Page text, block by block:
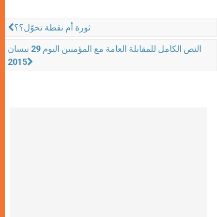
ثورة أم نقطة تحوّل؟؟
النص الكامل للمقابلة العامة مع المؤمنين اليوم 29 نيسان
2015